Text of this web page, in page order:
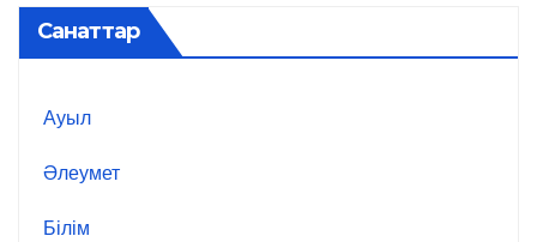
Санаттар
Ауыл
Әлеумет
Білім